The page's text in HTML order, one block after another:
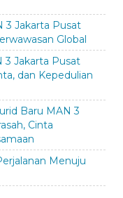
3 Jakarta Pusat
Global
3 Jakarta Pusat
dan Kepedulian
Baru MAN 3
Cinta
Menuju